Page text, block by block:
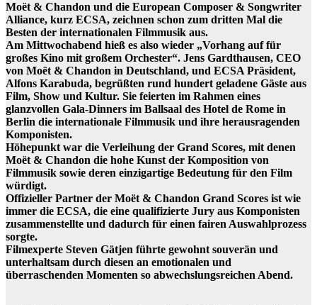
Moët & Chandon und die European Composer & Songwriter
Alliance, kurz ECSA, zeichnen schon zum dritten Mal die
Besten der internationalen Filmmusik aus.
Am Mittwochabend hieß es also wieder „Vorhang auf für
großes Kino mit großem Orchester“. Jens Gardthausen, CEO
von Moët & Chandon in Deutschland, und ECSA Präsident,
Alfons Karabuda, begrüßten rund hundert geladene Gäste aus
Film, Show und Kultur. Sie feierten im Rahmen eines
glanzvollen Gala-Dinners im Ballsaal des Hotel de Rome in
Berlin die internationale Filmmusik und ihre herausragenden
Komponisten.
Höhepunkt war die Verleihung der Grand Scores, mit denen
Moët & Chandon die hohe Kunst der Komposition von
Filmmusik sowie deren einzigartige Bedeutung für den Film
würdigt.
Offizieller Partner der Moët & Chandon Grand Scores ist wie
immer die ECSA, die eine qualifizierte Jury aus Komponisten
zusammenstellte und dadurch für einen fairen Auswahlprozess
sorgte.
Filmexperte Steven Gätjen führte gewohnt souverän und
unterhaltsam durch diesen an emotionalen und
überraschenden Momenten so abwechslungsreichen Abend.